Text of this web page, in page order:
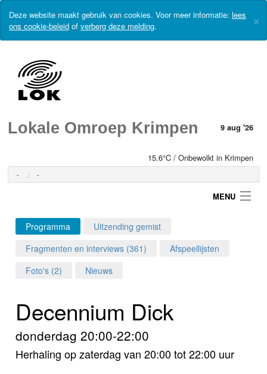
Deze website maakt gebruik van cookies. Voor meer informatie: lees
ons cookie-beleid of verberg deze melding. ×
Lokale Omroep Krimpen 9 aug '26
15.6°C / Onbewolkt in Krimpen
- -
MENU
Login
Home
Foto's
Programma
Uitzending gemist
Fragmenten en interviews (361)
Afspeellijsten
Foto's (2)
Nieuws
Decennium Dick
donderdag 20:00-22:00
Herhaling op zaterdag van 20:00 tot 22:00 uur